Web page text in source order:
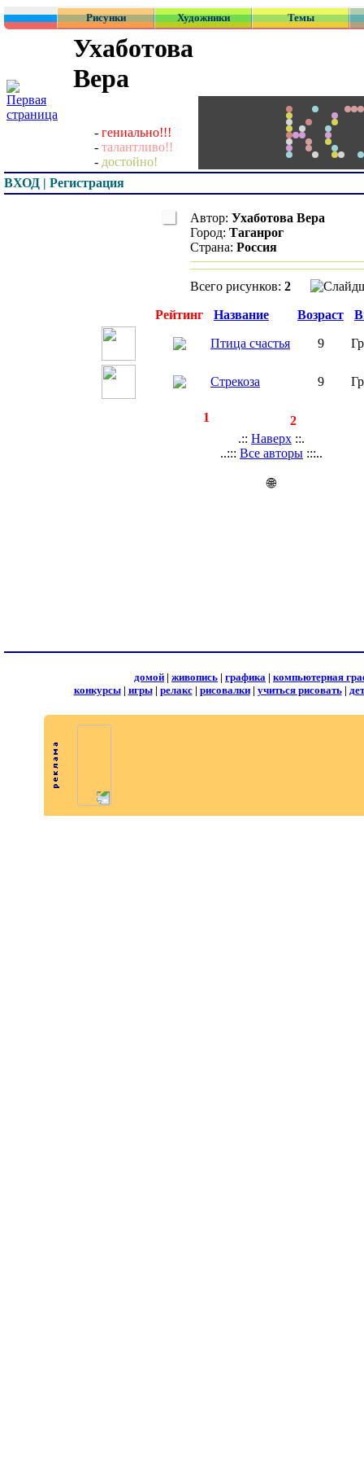
Рисунки Художники Темы
Ухаботова
Вера
- гениально!!!
- талантливо!!
- достойно!
ВХОД | Регистрация
Автор: Ухаботова Вера
Город: Таганрог
Страна: Россия
Всего рисунков: 2
Рейтинг Название Возраст
Птица счастья 9
Стрекоза 9
1
2
.:: Наверх ::.
..::: Все авторы :::..
🌐
домой | живопись | графика | компьютерная
конкурсы| игры| релакс| рисовалки| учиться рисовать|